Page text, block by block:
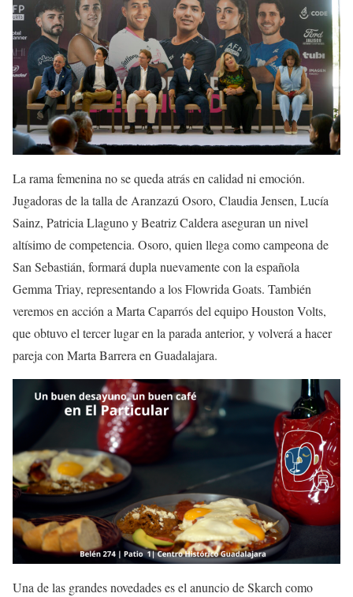
La rama femenina no se queda atrás en calidad ni emoción.
Jugadoras de la talla de Aranzazú Osoro, Claudia Jensen, Lucía
Sainz, Patricia Llaguno y Beatriz Caldera aseguran un nivel
altísimo de competencia. Osoro, quien llega como campeona de
San Sebastián, formará dupla nuevamente con la española
Gemma Triay, representando a los Flowrida Goats. También
veremos en acción a Marta Caparrós del equipo Houston Volts,
que obtuvo el tercer lugar en la parada anterior, y volverá a hacer
pareja con Marta Barrera en Guadalajara.
Una de las grandes novedades es el anuncio de Skarch como